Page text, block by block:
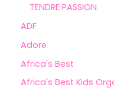
TENDRE PASSION
ADF
Adore
Africa's Best
Africa's Best Kids